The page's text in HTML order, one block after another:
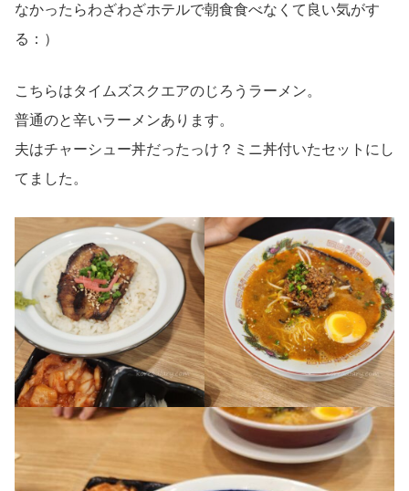
なかったらわざわざホテルで朝食食べなくて良い気がす
る：）
こちらはタイムズスクエアのじろうラーメン。
普通のと辛いラーメンあります。
夫はチャーシュー丼だったっけ？ミニ丼付いたセットにし
てました。